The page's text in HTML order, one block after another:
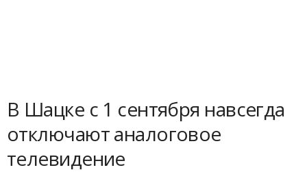
В Шацке с 1 сентября навсегда
отключают аналоговое
телевидение